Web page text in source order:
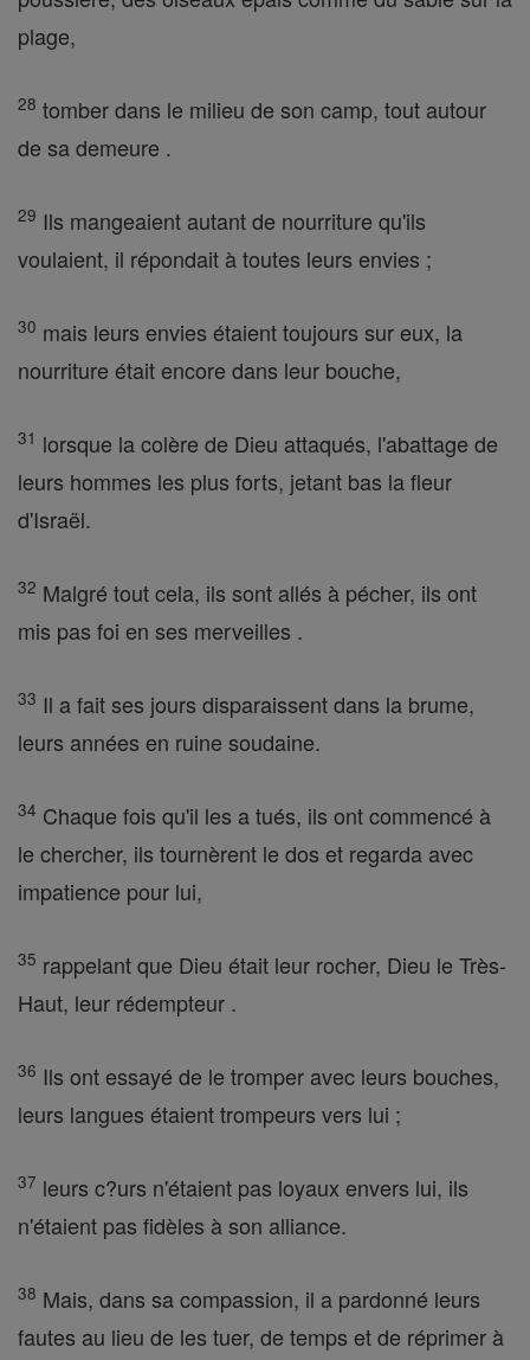
plage,
28 tomber dans le milieu de son camp, tout autour
de sa demeure .
29 Ils mangeaient autant de nourriture qu'ils
voulaient, il répondait à toutes leurs envies ;
30 mais leurs envies étaient toujours sur eux, la
nourriture était encore dans leur bouche,
31 lorsque la colère de Dieu attaqués, l'abattage de
leurs hommes les plus forts, jetant bas la fleur
d'Israël.
32 Malgré tout cela, ils sont allés à pécher, ils ont
mis pas foi en ses merveilles .
33 Il a fait ses jours disparaissent dans la brume,
leurs années en ruine soudaine.
34 Chaque fois qu'il les a tués, ils ont commencé à
le chercher, ils tournèrent le dos et regarda avec
impatience pour lui,
35 rappelant que Dieu était leur rocher, Dieu le Très-
Haut, leur rédempteur .
36 Ils ont essayé de le tromper avec leurs bouches,
leurs langues étaient trompeurs vers lui ;
37 leurs c?urs n'étaient pas loyaux envers lui, ils
n'étaient pas fidèles à son alliance.
38 Mais, dans sa compassion, il a pardonné leurs
fautes au lieu de les tuer, de temps et de réprimer à